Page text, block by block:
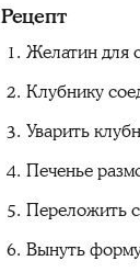
Рецепт
Желатин для
Клубнику
Уварить
Печенье
Переложить
Вынуть форму